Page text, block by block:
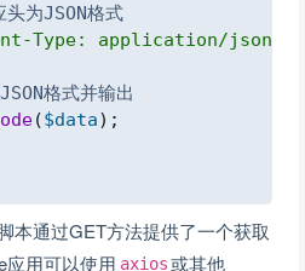
为JSON格式
Type: application/json'
格式并输出
($data) ;
本通过GET方法提供了一个获取
应用可以使用 axios 或其他